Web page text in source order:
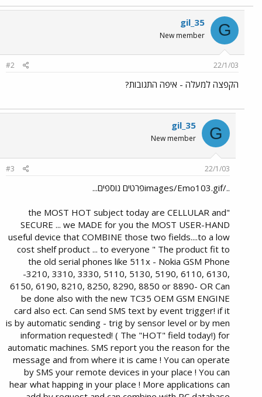
G
gil_35
New member
22/1/03
#2
הקפצה למעלה - איפה התגובות?
G
gil_35
New member
22/1/03
#3
../images/Emo103.gifפרטים נוספים...
"the MOST HOT subject today are CELLULAR and
SECURE ... we MADE for you the MOST USER-HAND
useful device that COMBINE those two fields....to a low
cost shelf product ... to everyone " The product fit to
the old serial phones like 511x - Nokia GSM Phone
-3210, 3310, 3330, 5110, 5130, 5190, 6110, 6130,
6150, 6190, 8210, 8250, 8290, 8850 or 8890- OR Can
be done also with the new TC35 OEM GSM ENGINE
card also ect. Can send SMS text by event trigger! if it
is by automatic sending - trig by sensor level or by men
information requested! ( The "HOT" field today!) for
automatic machines. SMS report you the reason for the
message and from where it is came ! You can operate
by SMS your remote devices in your place ! You can
hear what happing in your place ! More applications can